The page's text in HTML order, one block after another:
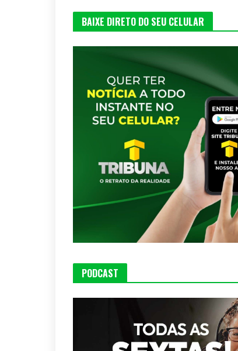
BAIXE DIRETO DO SEU CELULAR
PODCAST